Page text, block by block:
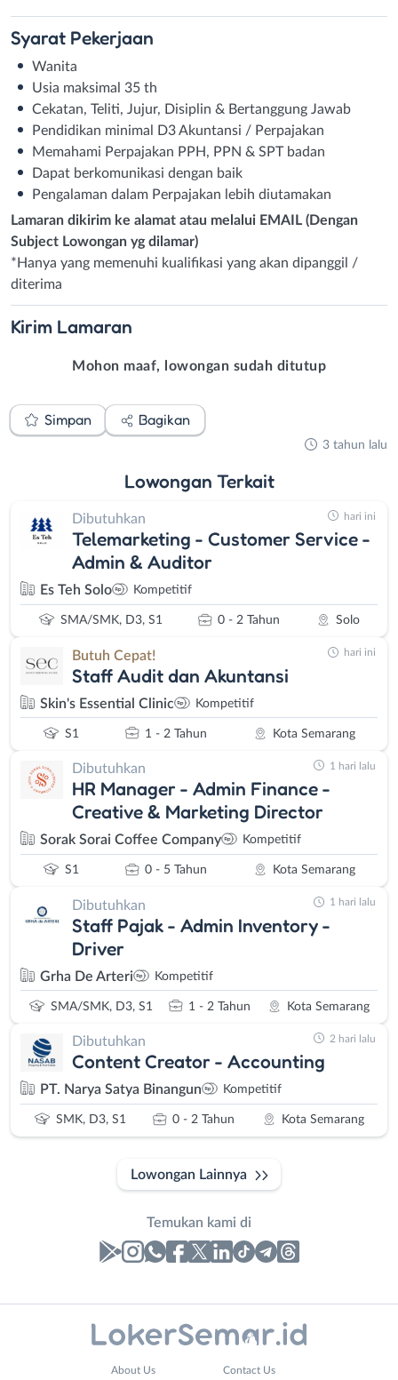
Syarat Pekerjaan
Wanita
Usia maksimal 35 th
Cekatan, Teliti, Jujur, Disiplin & Bertanggung Jawab
Pendidikan minimal D3 Akuntansi / Perpajakan
Memahami Perpajakan PPH, PPN & SPT badan
Dapat berkomunikasi dengan baik
Pengalaman dalam Perpajakan lebih diutamakan
Lamaran dikirim ke alamat atau melalui EMAIL (Dengan
Subject Lowongan yg dilamar)
*Hanya yang memenuhi kualifikasi yang akan dipanggil /
diterima
Kirim Lamaran
Mohon maaf, lowongan sudah ditutup
Simpan Bagikan
3 tahun lalu
Lowongan Terkait
Dibutuhkan
Telemarketing - Customer Service -
Admin & Auditor
Es Teh Solo Kompetitif
SMA/SMK, D3, S1 0 - 2 Tahun Solo
hari ini
Butuh Cepat!
Staff Audit dan Akuntansi
Skin's Essential Clinic Kompetitif
S1 1 - 2 Tahun Kota Semarang
hari ini
Dibutuhkan
HR Manager - Admin Finance -
Creative & Marketing Director
Sorak Sorai Coffee Company Kompetitif
S1 0 - 5 Tahun Kota Semarang
1 hari lalu
Dibutuhkan
Staff Pajak - Admin Inventory -
Driver
Grha De Arteri Kompetitif
SMA/SMK, D3, S1 1 - 2 Tahun Kota Semarang
1 hari lalu
Dibutuhkan
Content Creator - Accounting
PT. Narya Satya Binangun Kompetitif
SMK, D3, S1 0 - 2 Tahun Kota Semarang
2 hari lalu
Lowongan Lainnya
Temukan kami di
About Us Contact Us